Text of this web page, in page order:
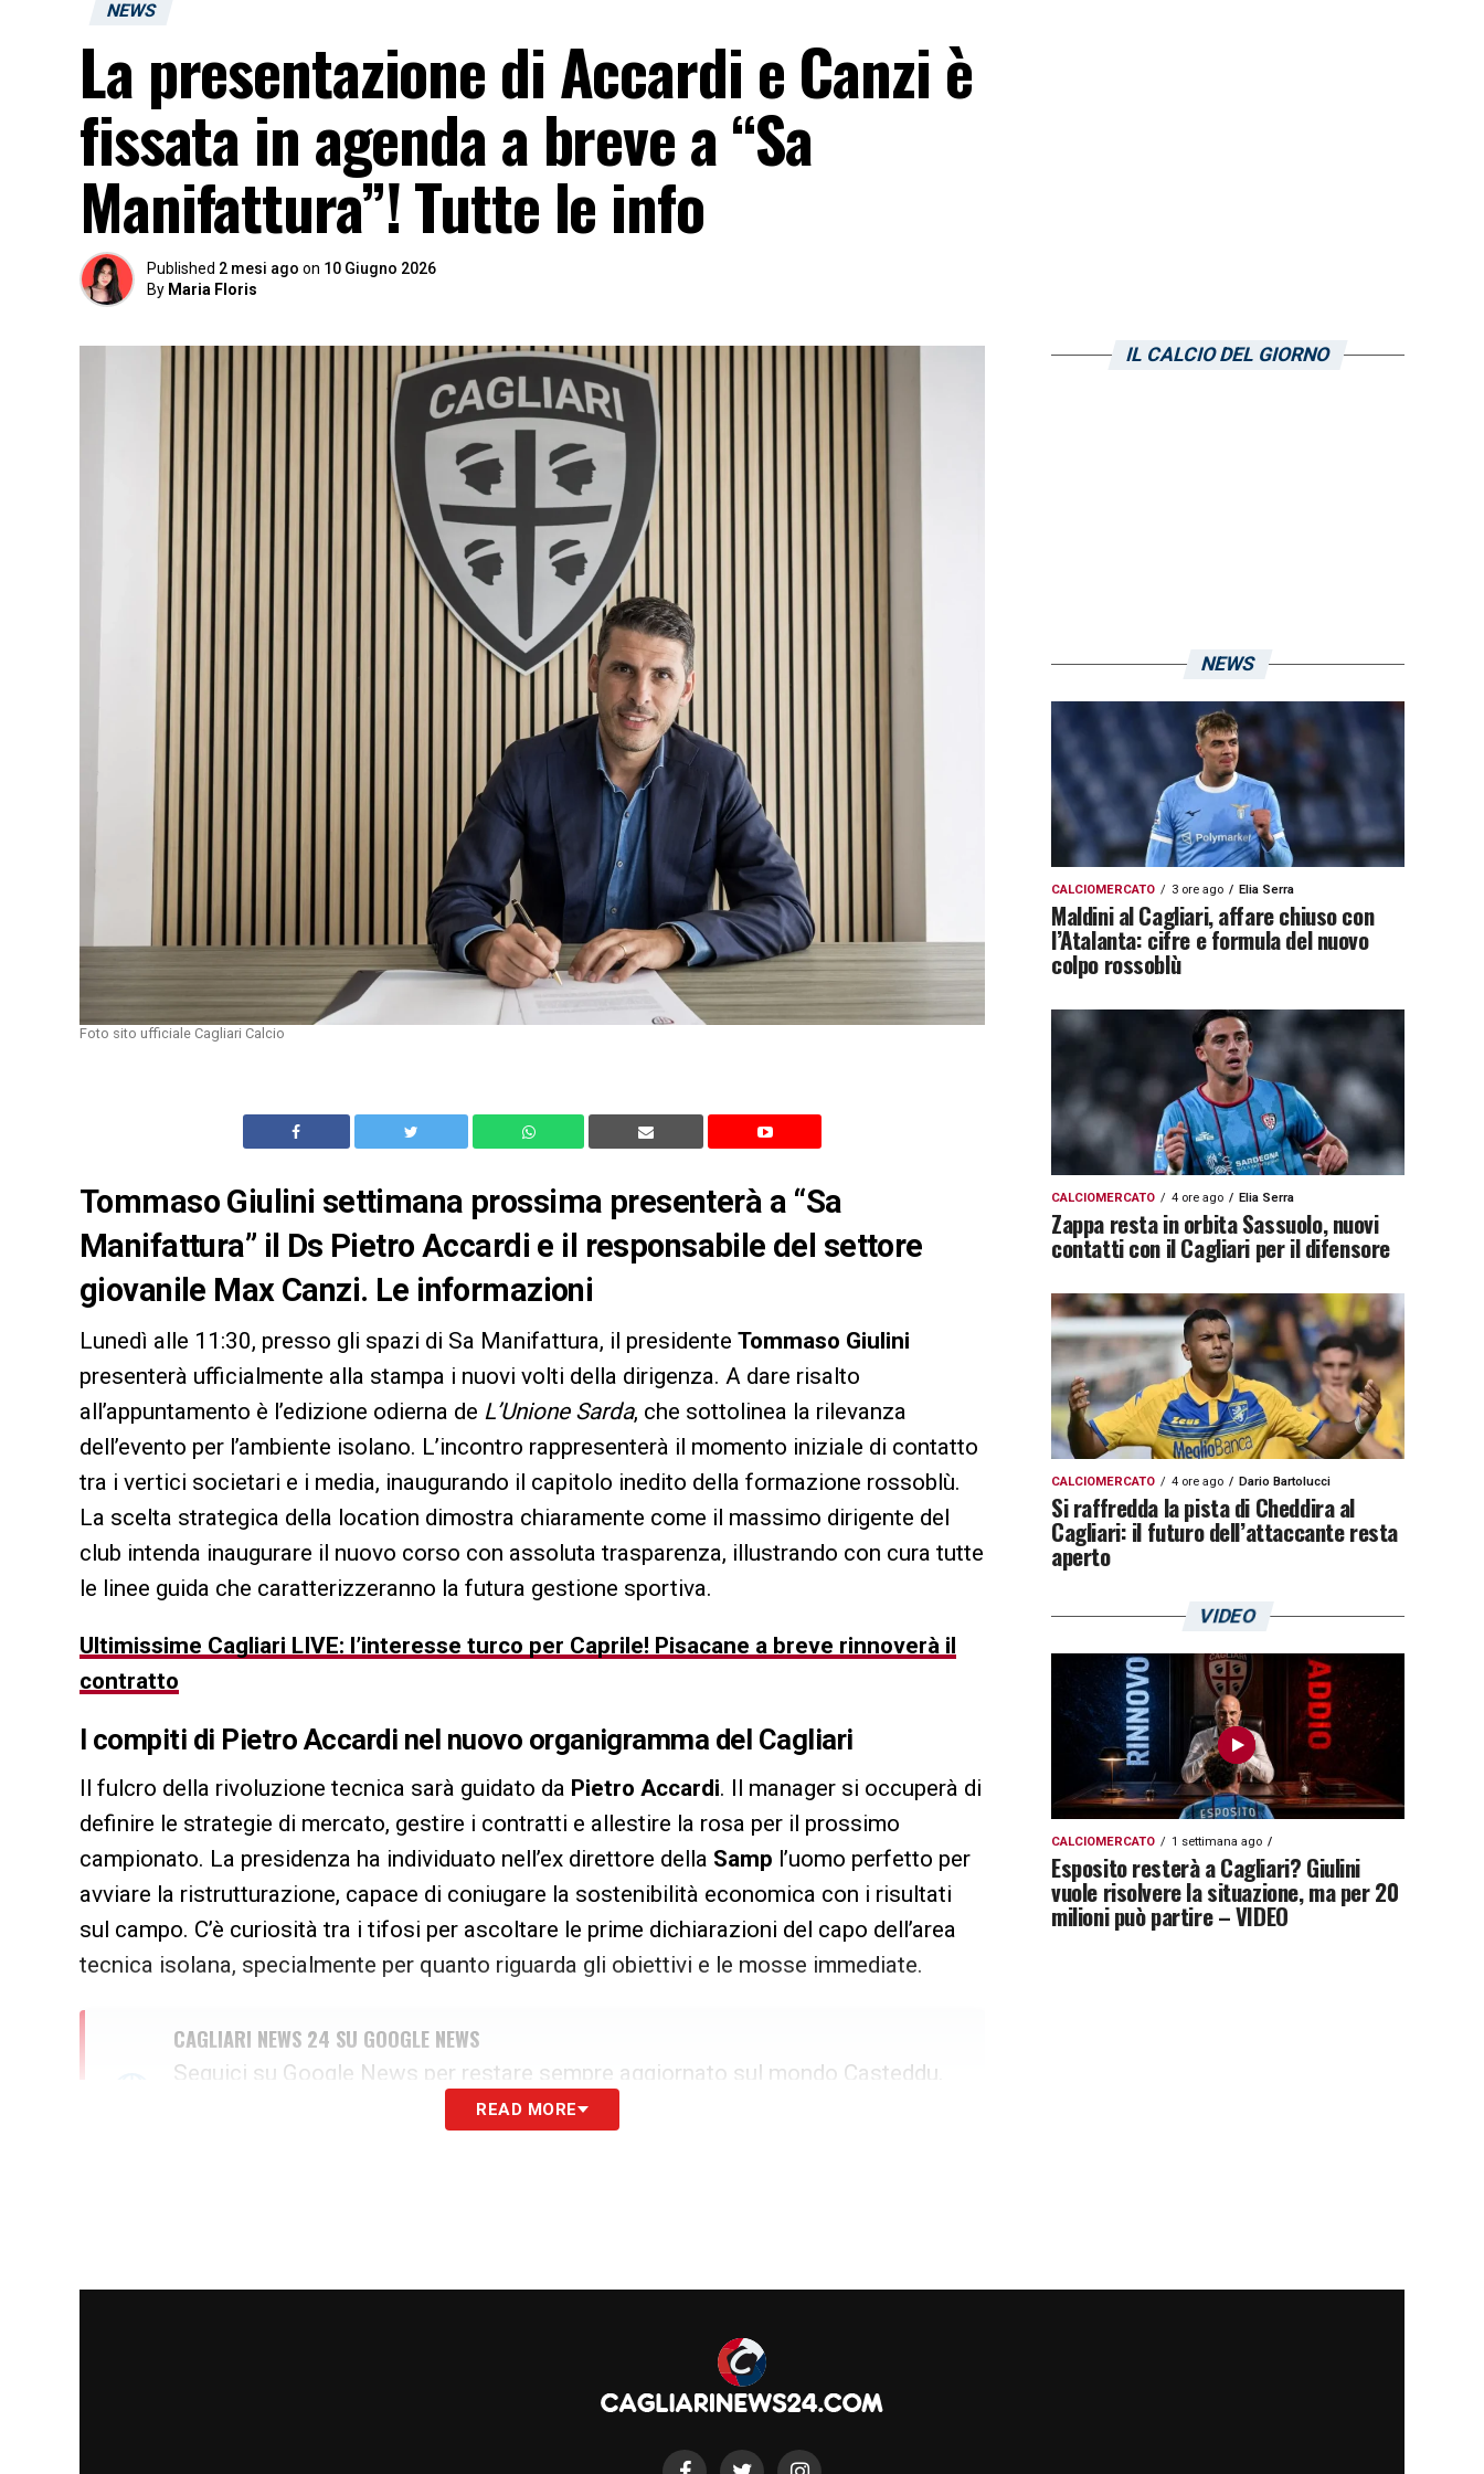
NEWS
La presentazione di Accardi e Canzi è
fissata in agenda a breve a “Sa
Manifattura”! Tutte le info
Published 2 mesi ago on 10 Giugno 2026
By Maria Floris
Foto sito ufficiale Cagliari Calcio
Tommaso Giulini settimana prossima presenterà a “Sa
Manifattura” il Ds Pietro Accardi e il responsabile del settore
giovanile Max Canzi. Le informazioni
Lunedì alle 11:30, presso gli spazi di Sa Manifattura, il presidente Tommaso Giulini
presenterà ufficialmente alla stampa i nuovi volti della dirigenza. A dare risalto
all’appuntamento è l’edizione odierna de L’Unione Sarda, che sottolinea la rilevanza
dell’evento per l’ambiente isolano. L’incontro rappresenterà il momento iniziale di contatto
tra i vertici societari e i media, inaugurando il capitolo inedito della formazione rossoblù.
La scelta strategica della location dimostra chiaramente come il massimo dirigente del
club intenda inaugurare il nuovo corso con assoluta trasparenza, illustrando con cura tutte
le linee guida che caratterizzeranno la futura gestione sportiva.
Ultimissime Cagliari LIVE: l’interesse turco per Caprile! Pisacane a breve rinnoverà il
contratto
I compiti di Pietro Accardi nel nuovo organigramma del Cagliari
Il fulcro della rivoluzione tecnica sarà guidato da Pietro Accardi. Il manager si occuperà di
definire le strategie di mercato, gestire i contratti e allestire la rosa per il prossimo
campionato. La presidenza ha individuato nell’ex direttore della Samp l’uomo perfetto per
avviare la ristrutturazione, capace di coniugare la sostenibilità economica con i risultati
sul campo. C’è curiosità tra i tifosi per ascoltare le prime dichiarazioni del capo dell’area
tecnica isolana, specialmente per quanto riguarda gli obiettivi e le mosse immediate.
CAGLIARI NEWS 24 SU GOOGLE NEWS
Seguici su Google News per restare sempre aggiornato sul mondo Casteddu.
compito di monitorare la crescita delle leve fresche e coordinare il lavoro delle formazioni
della compagine sarda. La fioritura dei talenti fatti in casa rappresenta il pilastro per il
consolidamento del club. Dalle anticipazioni emerge come la pianificazione per la
prossima annata passerà attraverso questa conferenza, destinata a delineare in modo
READ MORE
IL CALCIO DEL GIORNO
NEWS
CALCIOMERCATO 3 ore ago Elia Serra
Maldini al Cagliari, affare chiuso con
l’Atalanta: cifre e formula del nuovo
colpo rossoblù
CALCIOMERCATO 4 ore ago Elia Serra
Zappa resta in orbita Sassuolo, nuovi
contatti con il Cagliari per il difensore
CALCIOMERCATO 4 ore ago Dario Bartolucci
Si raffredda la pista di Cheddira al
Cagliari: il futuro dell’attaccante resta
aperto
VIDEO
CALCIOMERCATO 1 settimana ago
Esposito resterà a Cagliari? Giulini
vuole risolvere la situazione, ma per 20
milioni può partire – VIDEO